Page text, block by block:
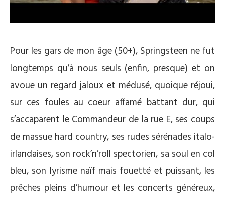
Pour les gars de mon âge (50+), Springsteen ne fut
longtemps qu’à nous seuls (enfin, presque) et on
avoue un regard jaloux et médusé, quoique réjoui,
sur ces foules au coeur affamé battant dur, qui
s’accaparent le Commandeur de la rue E, ses coups
de massue hard country, ses rudes sérénades italo-
irlandaises, son rock’n’roll spectorien, sa soul en col
bleu, son lyrisme naïf mais fouetté et puissant, les
prêches pleins d’humour et les concerts généreux,